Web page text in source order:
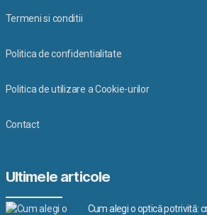
Termeni si conditii
Politica de confidentialitate
Politica de utilizare a Cookie-urilor
Contact
Ultimele articole
Cum alegi o optică potrivită: